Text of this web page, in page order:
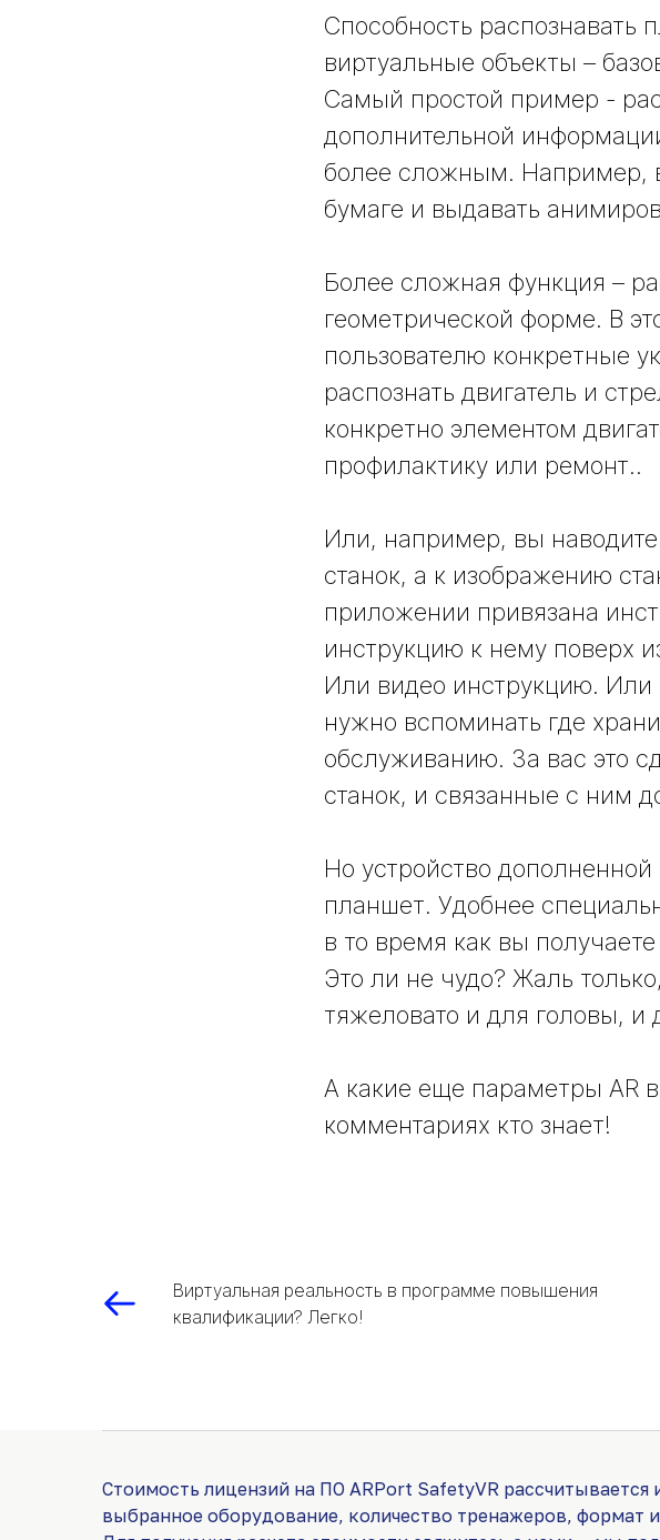
Способность распознавать
виртуальные объекты –
Самый простой пример -
дополнительной
более сложным. Например,
бумаге и выдавать
Более сложная функция –
геометрической форме. В
пользователю конкретные
распознать двигатель и
конкретно элементом
профилактику или ремонт..
Или, например, вы
станок, а к изображению
приложении привязана
инструкцию к нему поверх
Или видео инструкцию. Или
нужно вспоминать где
обслуживанию. За вас это
станок, и связанные с ним
Но устройство
планшет. Удобнее
в то время как вы
Это ли не чудо? Жаль
тяжеловато и для головы, и
А какие еще параметры AR
комментариях кто знает!
Виртуальная реальность в программе повышения
квалификации? Легко!
Стоимость лицензий на ПО ARPort SafetyVR
выбранное оборудование, количество тренажеров, формат